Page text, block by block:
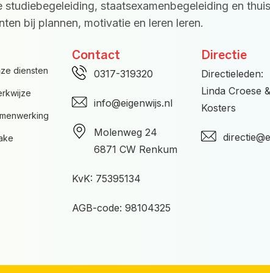
studiebegeleiding, staatsexamenbegeleiding en
bij plannen, motivatie en leren leren.
diensten
Contact
0317-319320
info@eigenwijs.nl
Molenweg 24
6871 CW Renkum
KvK: 75395134
AGB-code: 98104325
Directie
Directieleden:
Linda Croese
Kosters